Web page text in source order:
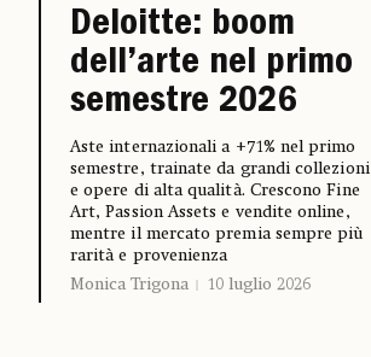
Deloitte: boom
dell’arte nel primo
semestre 2026
Aste internazionali a +71% nel primo
semestre, trainate da grandi collezioni
e opere di alta qualità. Crescono Fine
Art, Passion Assets e vendite online,
mentre il mercato premia sempre più
rarità e provenienza
Monica Trigona
10 luglio 2026